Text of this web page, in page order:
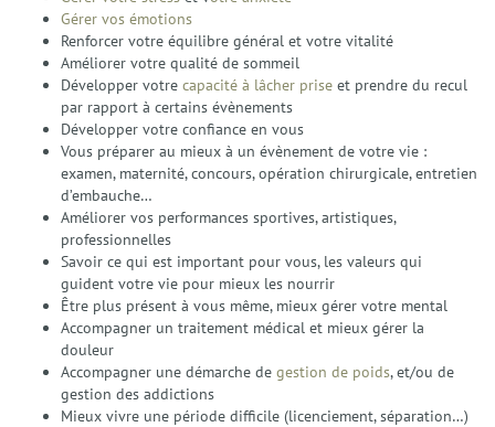
Gérer vos émotions
Renforcer votre équilibre général et votre vitalité
Améliorer votre qualité de sommeil
Développer votre capacité à lâcher prise et prendre du recul
par rapport à certains évènements
Développer votre confiance en vous
Vous préparer au mieux à un évènement de votre vie :
examen, maternité, concours, opération chirurgicale, entretien
d’embauche…
Améliorer vos performances sportives, artistiques,
professionnelles
Savoir ce qui est important pour vous, les valeurs qui
guident votre vie pour mieux les nourrir
Être plus présent à vous même, mieux gérer votre mental
Accompagner un traitement médical et mieux gérer la
douleur
Accompagner une démarche de gestion de poids, et/ou de
gestion des addictions
Mieux vivre une période difficile (licenciement, séparation…)